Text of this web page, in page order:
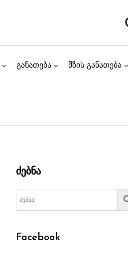
განათება მზის განათება
ძებნა
Facebook